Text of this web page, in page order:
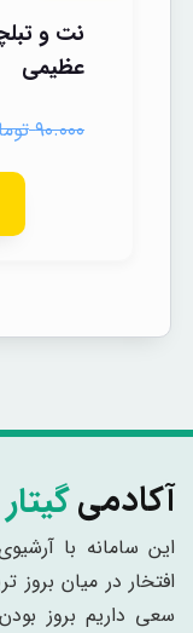
نت و
عظیمی
۹۰.۰۰۰
آکادمی
این سامانه با
افتخار در میان
سعی داریم بروز